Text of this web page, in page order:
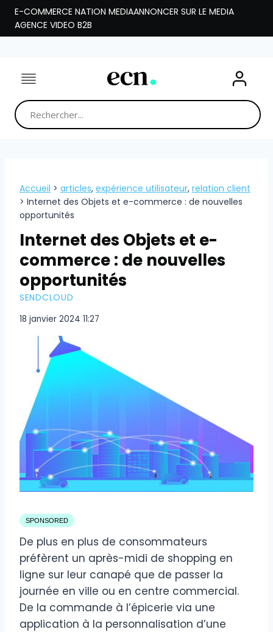
Aller
contenu
E-COMMERCE NATION MEDIAANNONCER SUR LE MEDIA
AGENCE VIDEO B2B
Accueil > articles, expérience utilisateur, relation client
> Internet des Objets et e-commerce : de nouvelles
opportunités
Internet des Objets et e-
commerce : de nouvelles
opportunités
SENDCLOUD
18 janvier 2024 11:27
SPONSORED
De plus en plus de consommateurs
préfèrent un après-midi de shopping en
ligne sur leur canapé que de passer la
journée en ville ou en centre commercial.
De la commande à l’épicerie via une
application à la personnalisation d’une